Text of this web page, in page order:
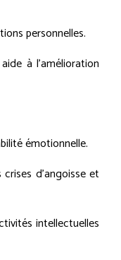
personnelles.
à l'amélioration
émotionnelle.
d'angoisse et
intellectuelles